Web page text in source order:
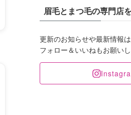
眉毛とまつ毛の専門店
更新のお知らせや最新情報は
フォロー＆いいねもお願いし